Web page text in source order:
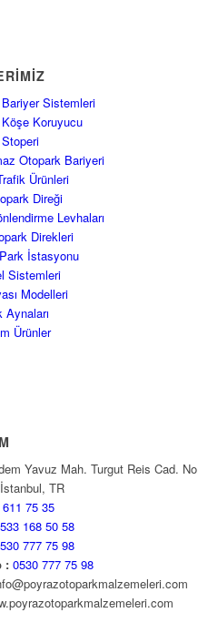
Sistemleri
Koruyucu
Otopark Bariyeri
Ürünleri
Direği
Levhaları
Direkleri
İstasyonu
Sistemleri
Modelleri
Ürünler
Yavuz Mah. Turgut Reis Cad.
TR
75 35
168 50 58
777 75 98
: 0530 777 75 98